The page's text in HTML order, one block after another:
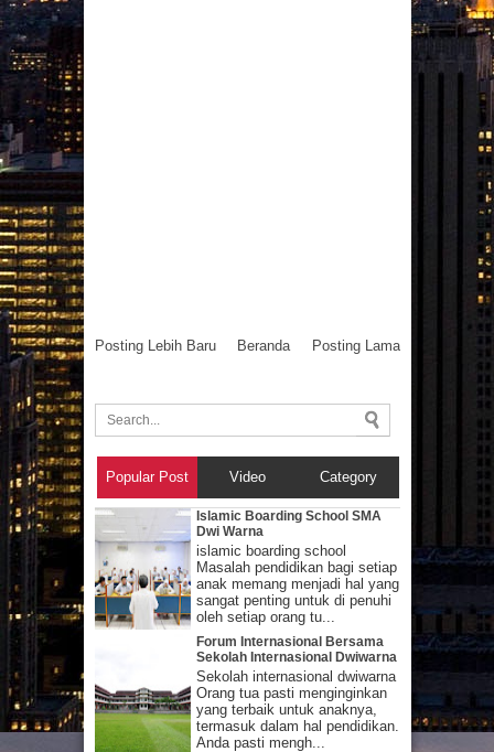
Posting Lebih Baru Posting Lama
Beranda
Popular Post Video Category
Islamic Boarding School SMA
Dwi Warna
islamic boarding school
Masalah pendidikan bagi setiap
anak memang menjadi hal yang
sangat penting untuk di penuhi
oleh setiap orang tu...
Forum Internasional Bersama
Sekolah Internasional Dwiwarna
Sekolah internasional dwiwarna
Orang tua pasti menginginkan
yang terbaik untuk anaknya,
termasuk dalam hal pendidikan.
Anda pasti mengh...